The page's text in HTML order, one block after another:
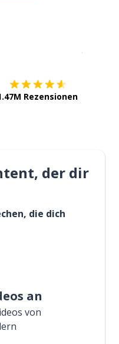
Rezensionen
der dir
die dich
an
von